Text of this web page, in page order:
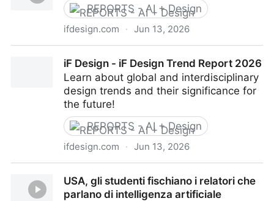
REPORTS - AI + Design
ifdesign.com · Jun 13, 2026
iF Design - iF Design Trend Report 2026
Learn about global and interdisciplinary
design trends and their significance for
the future!
REPORTS - AI + Design
ifdesign.com · Jun 13, 2026
USA, gli studenti fischiano i relatori che
parlano di intelligenza artificiale